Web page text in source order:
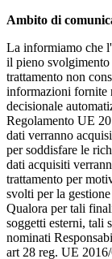
Ambito di
La informiamo che
il pieno
trattamento non
informazioni fornite
decisionale
Regolamento UE
dati verranno
per soddisfare le
dati acquisiti
trattamento per
svolti per la
Qualora per tali
soggetti esterni, tali
nominati
art 28 reg. UE